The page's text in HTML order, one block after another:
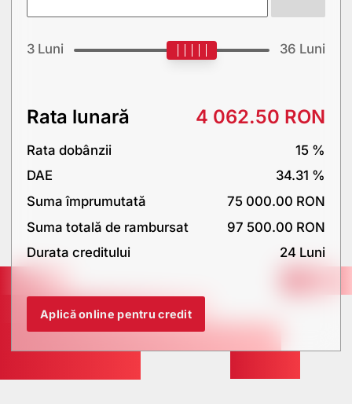
3 Luni 36 Luni
Rata lunară 4 062.50 RON
Rata dobânzii 15%
DAE
34.31 %
Suma împrumutată
75 000.00 RON
Suma totală de rambursat
97 500.00 RON
Durata creditului
24Luni
Aplică online pentru credit